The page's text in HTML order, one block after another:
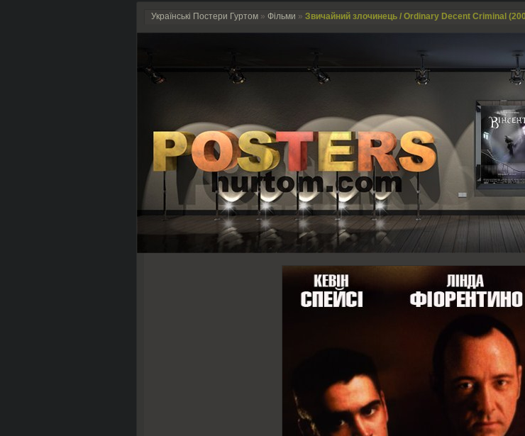
Українські Постери Гуртом » Фільми » Звичайний злочинець / Ordinary Decent Criminal